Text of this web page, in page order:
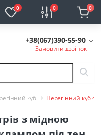
0 0 0
+38(067)390-55-90
Замовити дзвінок
куб Перегінний куб
з мідною